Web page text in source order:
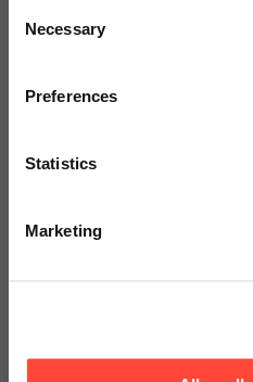
Selection
Necessary
Preferences
Statistics
Marketing
SAP
Optimierung von
specially